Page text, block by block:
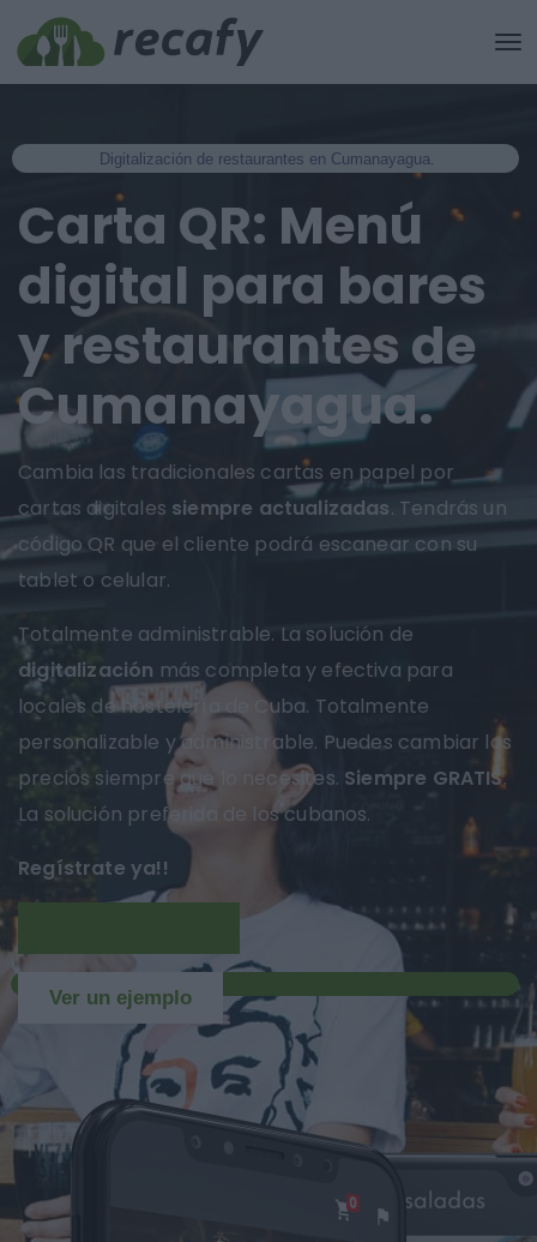
Digitalización de restaurantes en Cumanayagua.
Carta QR: Menú
digital para bares
y restaurantes de
Cumanayagua.
Cambia las tradicionales cartas en papel por
cartas digitales siempre actualizadas. Tendrás un
código QR que el cliente podrá escanear con su
tablet o celular.
Totalmente administrable. La solución de
digitalización más completa y efectiva para
locales de hostelería de Cuba. Totalmente
personalizable y administrable. Puedes cambiar los
precios siempre que lo necesites. Siempre GRATIS.
La solución preferida de los cubanos.
Regístrate ya!!
Ver un ejemplo